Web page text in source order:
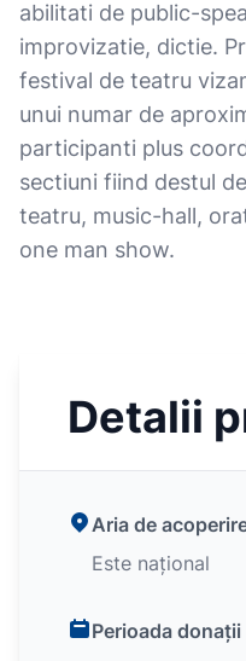
abilitati de public-
improvizatie, dictie.
festival de teatru
unui numar de
participanti plus
sectiuni fiind destul
teatru, music-hall,
one man show.
Detalii
Aria de
Este național
Perioada donații